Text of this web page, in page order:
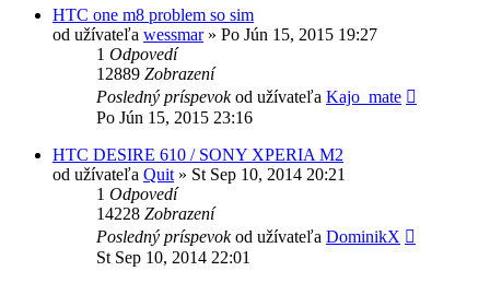
HTC one m8 problem so sim
od užívateľa wessmar» Po Jún 15, 2015 19:27
1 Odpovedí
12889 Zobrazení
Posledný príspevokod užívateľa Kajo_mate
Po Jún 15, 2015 23:16
HTC DESIRE 610 / SONY XPERIA M2
od užívateľa Quit » St Sep 10, 2014 20:21
1 Odpovedí
14228 Zobrazení
Posledný príspevokod užívateľa DominikX
St Sep 10, 2014 22:01